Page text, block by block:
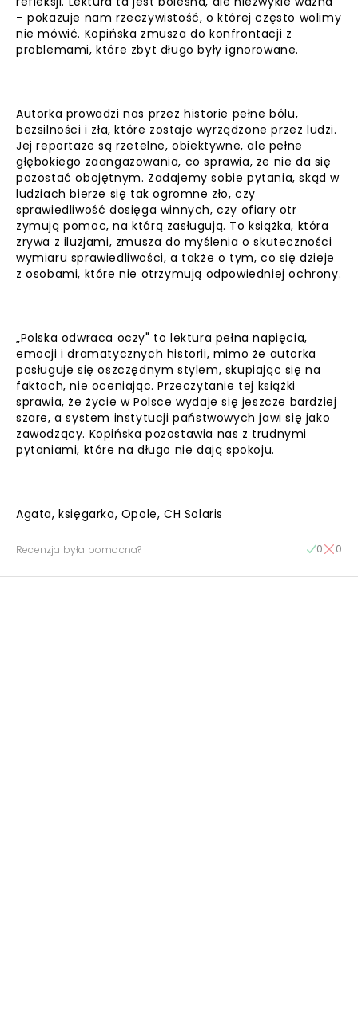
– pokazuje nam rzeczywistość, o której często wolimy
nie mówić. Kopińska zmusza do konfrontacji z
problemami, które zbyt długo były ignorowane.
Autorka prowadzi nas przez historie pełne bólu,
bezsilności i zła, które zostaje wyrządzone przez ludzi.
Jej reportaże są rzetelne, obiektywne, ale pełne
głębokiego zaangażowania, co sprawia, że nie da się
pozostać obojętnym. Zadajemy sobie pytania, skąd w
ludziach bierze się tak ogromne zło, czy
sprawiedliwość dosięga winnych, czy ofiary otr
zymują pomoc, na którą zasługują. To książka, która
zrywa z iluzjami, zmusza do myślenia o skuteczności
wymiaru sprawiedliwości, a także o tym, co się dzieje
z osobami, które nie otrzymują odpowiedniej ochrony.
„Polska odwraca oczy" to lektura pełna napięcia,
emocji i dramatycznych historii, mimo że autorka
posługuje się oszczędnym stylem, skupiając się na
faktach, nie oceniając. Przeczytanie tej książki
sprawia, że życie w Polsce wydaje się jeszcze bardziej
szare, a system instytucji państwowych jawi się jako
zawodzący. Kopińska pozostawia nas z trudnymi
pytaniami, które na długo nie dają spokoju.
Agata, księgarka, Opole, CH Solaris
Recenzja była pomocna? 0 0